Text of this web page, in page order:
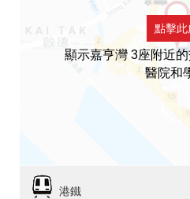
點擊此
顯示嘉亨灣 3座附近
醫院和
港鐵